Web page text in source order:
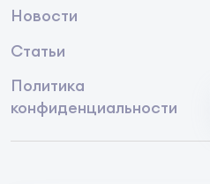
Новости
Статьи
Политика
конфиденциальности